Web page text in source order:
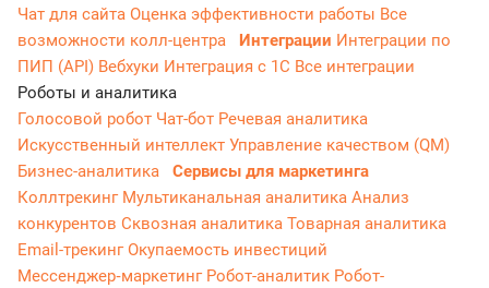
Чат для сайта Оценка эффективности работы Все
возможности колл-центра
Интеграции Интеграции по
ПИП (API) Вебхуки Интеграция с 1С Все интеграции
Роботы и аналитика
Голосовой робот Чат-бот Речевая аналитика
Искусственный интеллект Управление качеством (QM)
Бизнес-аналитика
Сервисы для маркетинга
Коллтрекинг Мультиканальная аналитика Анализ
конкурентов Сквозная аналитика Товарная аналитика
Email-трекингОкупаемость инвестиций
Мессенджер‑маркетинг Робот-аналитик Робот-